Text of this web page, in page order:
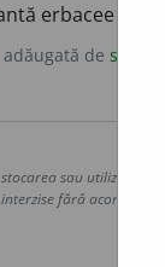
erbacee cu
adăugată de siveco
sau utilizarea
interzise fără acordul